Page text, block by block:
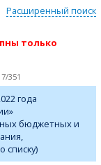
Расширенный поиск
только
351
года
бюджетных и
списку)